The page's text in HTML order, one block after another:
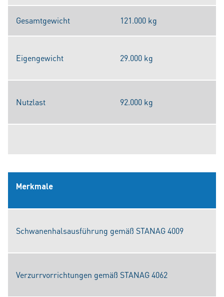
Gesamtgewicht 121.000 kg
Eigengewicht 29.000 kg
Nutzlast 92.000 kg
Merkmale
Schwanenhalsausführung gemäß STANAG 4009
Verzurrvorrichtungen gemäß STANAG 4062